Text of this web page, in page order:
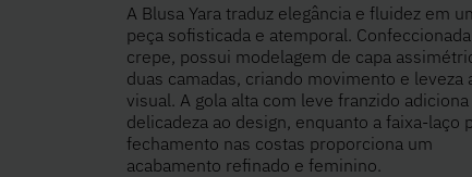
A Blusa Yara traduz elegância e fluidez em
peça sofisticada e atemporal.
crepe, possui modelagem de capa
duas camadas, criando movimento e leveza
visual. A gola alta com leve franzido adiciona
delicadeza ao design, enquanto a faixa-laço
fechamento nas costas proporciona um
acabamento refinado e feminino.